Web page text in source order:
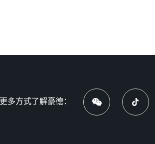
更多方式了解豪德：